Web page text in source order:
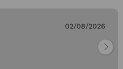
02/08/2026